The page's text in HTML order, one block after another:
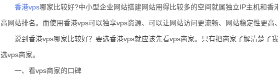
香港vps哪家比较好?中小型企业网站搭建网站用得比较多的空间就属独立IP主机和
高网站排名。而使用香港vps可以独享vps资源、可以让网站访问更流畅、网站稳定性更高
说到香港vps哪家比较好？要选香港vps就应该先看vps商家。只有把商家了解清楚了
选vps商家。
一、看vps商家的口碑